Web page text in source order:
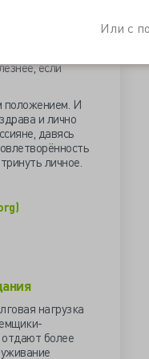
Или с
1.54 в 2011-
но по
клинике
если
положением. И
и лично
давясь
личное.
нагрузка
более